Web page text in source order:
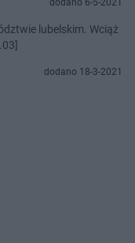
dodano 6-5-2021
lubelskim. Wciąż
dodano 18-3-2021